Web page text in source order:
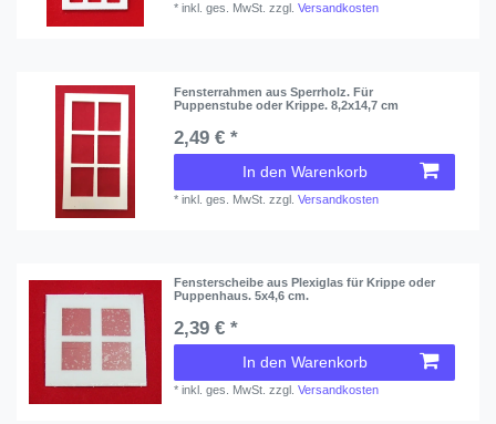
*inkl. ges. MwSt. zzgl.Versandkosten
Fensterrahmen aus Sperrholz. Für
Puppenstube oder Krippe. 8,2x14,7 cm
2,49 € *
In den Warenkorb
*inkl. ges. MwSt. zzgl.Versandkosten
Fensterscheibe aus Plexiglas für Krippe oder
Puppenhaus. 5x4,6 cm.
2,39 € *
In den Warenkorb
*inkl. ges. MwSt. zzgl.Versandkosten